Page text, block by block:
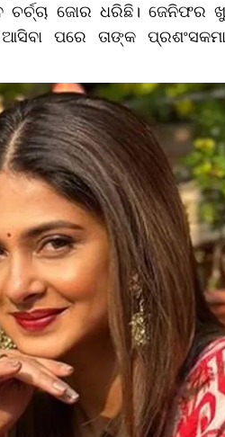
ଚର୍ଚ୍ଚା ଜୋର ଧରିଛି। ଜେନିଫର
ପରେ ତାଙ୍କ